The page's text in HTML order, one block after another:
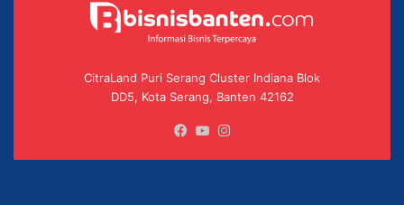
CitraLand Puri Serang Cluster Indiana Blok
DD5, Kota Serang, Banten 42162
Facebook
YouTube